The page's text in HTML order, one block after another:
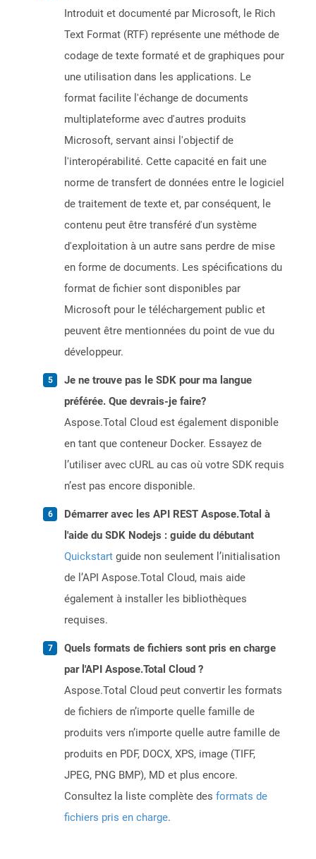
Introduit et documenté par Microsoft, le Rich
Text Format (RTF) représente une méthode de
codage de texte formaté et de graphiques pour
une utilisation dans les applications. Le
format facilite l'échange de documents
multiplateforme avec d'autres produits
Microsoft, servant ainsi l'objectif de
l'interopérabilité. Cette capacité en fait une
norme de transfert de données entre le logiciel
de traitement de texte et, par conséquent, le
contenu peut être transféré d'un système
d'exploitation à un autre sans perdre de mise
en forme de documents. Les spécifications du
format de fichier sont disponibles par
Microsoft pour le téléchargement public et
peuvent être mentionnées du point de vue du
développeur.
Je ne trouve pas le SDK pour ma langue
préférée. Que devrais-je faire?
Aspose.Total Cloud est également disponible
en tant que conteneur Docker. Essayez de
l’utiliser avec cURL au cas où votre SDK requis
n’est pas encore disponible.
Démarrer avec les API REST Aspose.Total à
l'aide du SDK Nodejs : guide du débutant
Quickstart guide non seulement l’initialisation
de l’API Aspose.Total Cloud, mais aide
également à installer les bibliothèques
requises.
Quels formats de fichiers sont pris en charge
par l'API Aspose.Total Cloud ?
Aspose.Total Cloud peut convertir les formats
de fichiers de n’importe quelle famille de
produits vers n’importe quelle autre famille de
produits en PDF, DOCX, XPS, image (TIFF,
JPEG, PNG BMP), MD et plus encore.
Consultez la liste complète des formats de
fichiers pris en charge.